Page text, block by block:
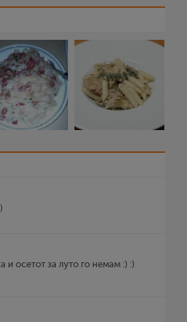
осетот за луто го немам :) :)